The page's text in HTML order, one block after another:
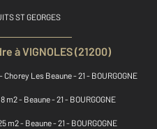
ST GEORGES
à VIGNOLES (21200)
Les Beaune - 21 - BOURGOGNE
- Beaune - 21 - BOURGOGNE
m2 - Beaune - 21 - BOURGOGNE